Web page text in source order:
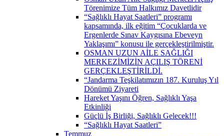
Törenimize Tüm Halkımız Davetlidir
“Sağlıklı Hayat Saatleri” programı
kapsamında, ilk eğitim “Çocuklarda ve
Ergenlerde Sınav Kaygısına Ebeveyn
Yaklaşımı” konusu ile gerçekleştirilmiştir.
OSMAN UZUN AİLE SAĞLIĞI
MERKEZİMİZİN AÇILIŞ TÖRENİ
GERÇEKLEŞTİRİLDİ.
“Jandarma Teşkilatımızın 187. Kuruluş Yıl
Dönümü Ziyareti
Hareket Yaşını Öğren, Sağlıklı Yaşa
Etkinliği
Güçlü İş Birliği, Sağlıklı Gelecek!!!
“Sağlıklı Hayat Saatleri”
Temmuz